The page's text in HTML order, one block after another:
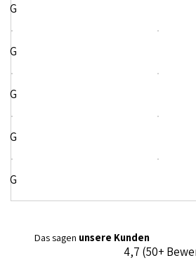
G
G
G
G
G
Das sagen unsere Kunden
4,7 (50+